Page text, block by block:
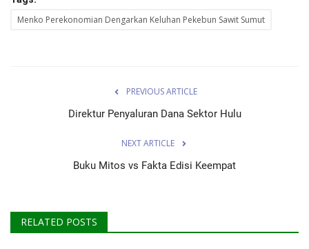
Menko Perekonomian Dengarkan Keluhan Pekebun Sawit Sumut
PREVIOUS ARTICLE
Direktur Penyaluran Dana Sektor Hulu
NEXT ARTICLE
Buku Mitos vs Fakta Edisi Keempat
RELATED POSTS